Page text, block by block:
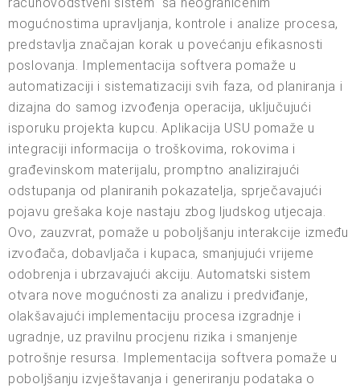
mogućnostima upravljanja, kontrole i analize procesa,
predstavlja značajan korak u povećanju efikasnosti
poslovanja. Implementacija softvera pomaže u
automatizaciji i sistematizaciji svih faza, od planiranja i
dizajna do samog izvođenja operacija, uključujući
isporuku projekta kupcu. Aplikacija USU pomaže u
integraciji informacija o troškovima, rokovima i
građevinskom materijalu, promptno analizirajući
odstupanja od planiranih pokazatelja, sprječavajući
pojavu grešaka koje nastaju zbog ljudskog utjecaja.
Ovo, zauzvrat, pomaže u poboljšanju interakcije između
izvođača, dobavljača i kupaca, smanjujući vrijeme
odobrenja i ubrzavajući akciju. Automatski sistem
otvara nove mogućnosti za analizu i predviđanje,
olakšavajući implementaciju procesa izgradnje i
ugradnje, uz pravilnu procjenu rizika i smanjenje
potrošnje resursa. Implementacija softvera pomaže u
poboljšanju izvještavanja i generiranju podataka o